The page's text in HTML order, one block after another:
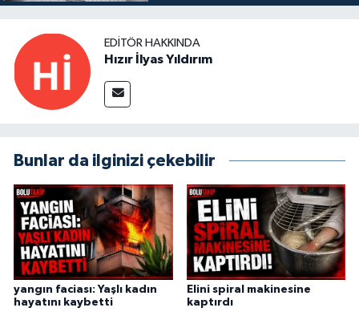
EDITÖR HAKKINDA
Hızır İlyas Yıldırım
Bunlar da ilginizi çekebilir
yangın faciası: Yaşlı kadın
hayatını kaybetti
Elini spiral makinesine
kaptırdı